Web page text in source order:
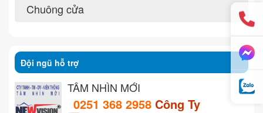
Chuông cửa
Đội ngũ hỗ trợ
TẦM NHÌN MỚI
0251 368 2958 Công Ty